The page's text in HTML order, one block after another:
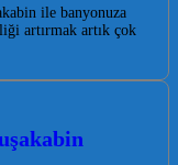
ile banyonuza
artırmak artık çok